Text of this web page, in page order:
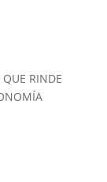
QUE RINDE